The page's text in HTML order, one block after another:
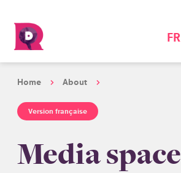
FR
Home About
Version française
Media space